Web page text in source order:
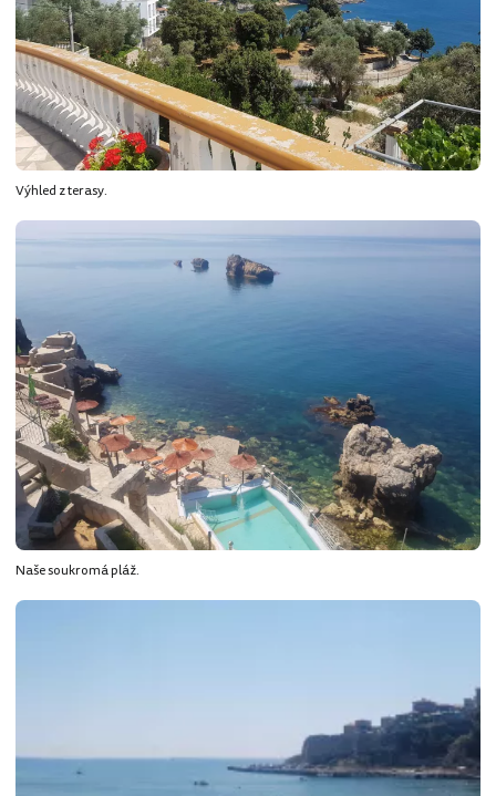
Výhled z terasy.
Naše soukromá pláž.